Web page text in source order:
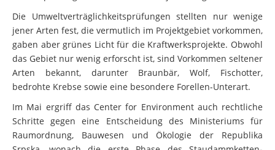
Die Umweltverträglichkeitsprüfungen stellten nur wenige
jener Arten fest, die vermutlich im Projektgebiet vorkommen,
gaben aber grünes Licht für die Kraftwerksprojekte. Obwohl
das Gebiet nur wenig erforscht ist, sind Vorkommen seltener
Arten bekannt, darunter Braunbär, Wolf, Fischotter,
bedrohte Krebse sowie eine besondere Forellen-Unterart.
Im Mai ergriff das Center for Environment auch rechtliche
Schritte gegen eine Entscheidung des Ministeriums für
Raumordnung, Bauwesen und Ökologie der Republika